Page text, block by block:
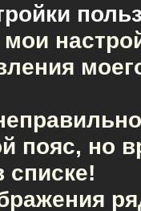
пояс, но
списке!